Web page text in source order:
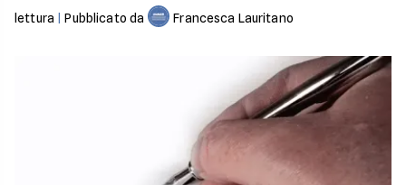
lettura |Pubblicato da Francesca Lauritano